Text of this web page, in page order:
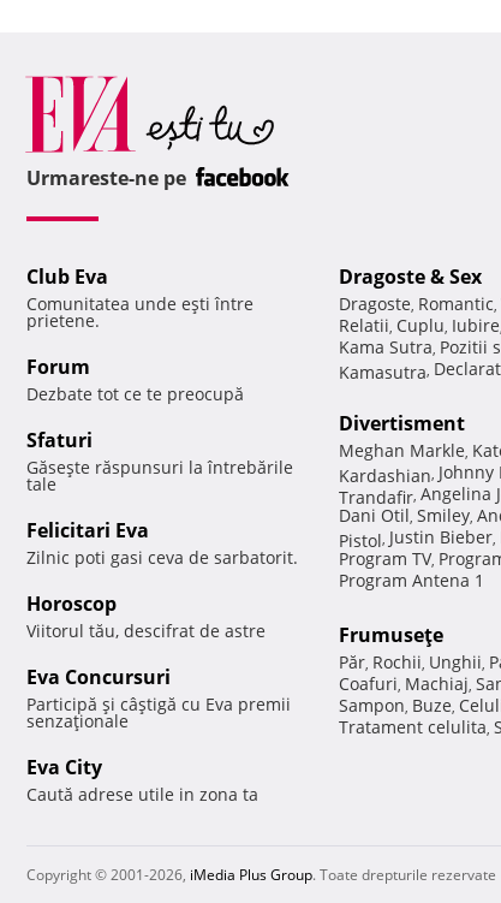
Urmareste-ne pe
Club Eva
Comunitatea unde eşti între
prietene.
Forum
Dezbate tot ce te preocupă
Sfaturi
Găseşte răspunsuri la întrebările
tale
Felicitari Eva
Zilnic poti gasi ceva de sarbatorit.
Horoscop
Viitorul tău, descifrat de astre
Eva Concursuri
Participă şi câştigă cu Eva premii
senzaţionale
Eva City
Caută adrese utile in zona ta
Dragoste & Sex
Dragoste, Romantic,
Relatii, Cuplu, Iubire,
Kama Sutra, Pozitii
Kamasutra,
Divertisment
Meghan Markle,
Kardashian, Johnny
Trandafir, Angelina
Dani Otil, Smiley,
Pistol, Justin Bieber,
Program TV,
Program Antena 1
Frumuseţe
Păr, Rochii, Unghii,
Coafuri, Machiaj,
Sampon, Buze,
Tratament celulita,
Copyright © 2001-2026, iMedia Plus Group. Toate drepturile rezervate